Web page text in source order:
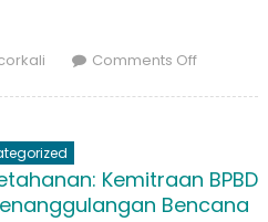
Comments Offon
Kemitraan BPBD
Bencana